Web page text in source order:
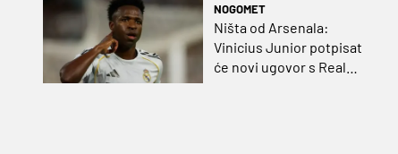
NOGOMET
Ništa od Arsenala:
Vinicius Junior potpisat
će novi ugovor s Real